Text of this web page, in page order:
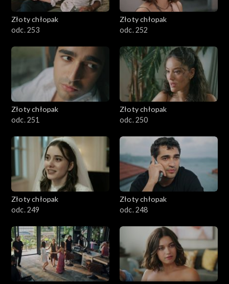
Złoty chłopak
odc. 253
Złoty chłopak
odc. 252
Złoty chłopak
odc. 251
Złoty chłopak
odc. 250
Złoty chłopak
odc. 249
Złoty chłopak
odc. 248